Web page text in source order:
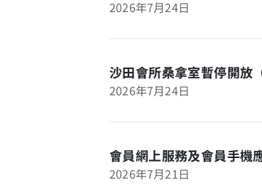
2026年7月24日
沙田會所桑拿室暫停開放
2026年7月24日
會員網上服務及會員手機
2026年7月21日